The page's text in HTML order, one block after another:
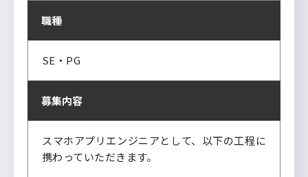
職種
SE・PG
募集内容
スマホアプリエンジニアとして、以下の工程に
携わっていただきます。